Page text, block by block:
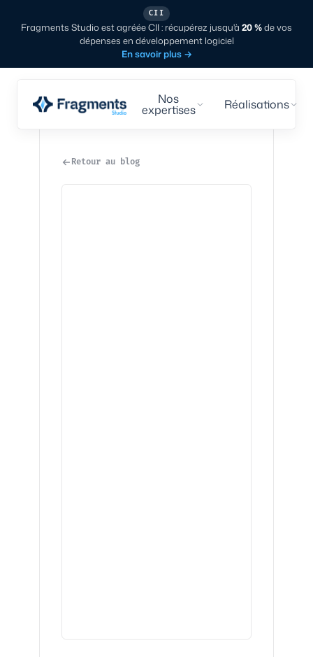
CII
Fragments Studio est agréée CII : récupérez jusqu'à 20 %de vos
dépenses en développement logiciel
En savoir plus →
Nos
expertises Réalisations
Retour au blog